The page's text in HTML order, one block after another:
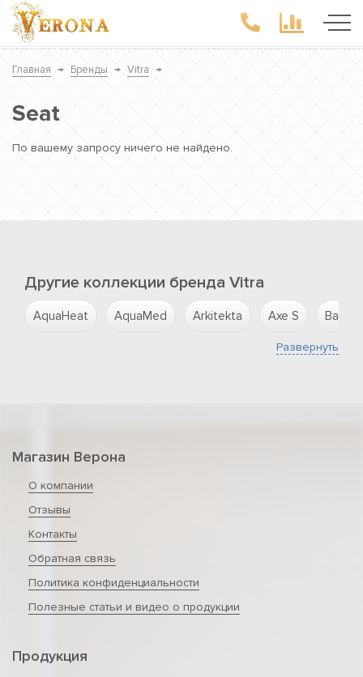
Главная → Бренды → Vitra →
Seat
По вашему запросу ничего не найдено.
Другие коллекции бренда Vitra
AquaHeat AquaMed Arkitekta Axe S
Развернуть
Магазин Верона
О компании
Отзывы
Контакты
Обратная связь
Политика конфиденциальности
Полезные статьи и видео о продукции
Продукция